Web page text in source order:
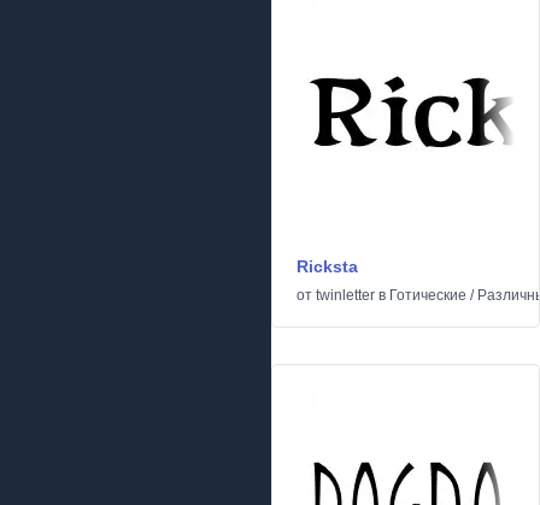
Ricksta
от twinletter в Готические /